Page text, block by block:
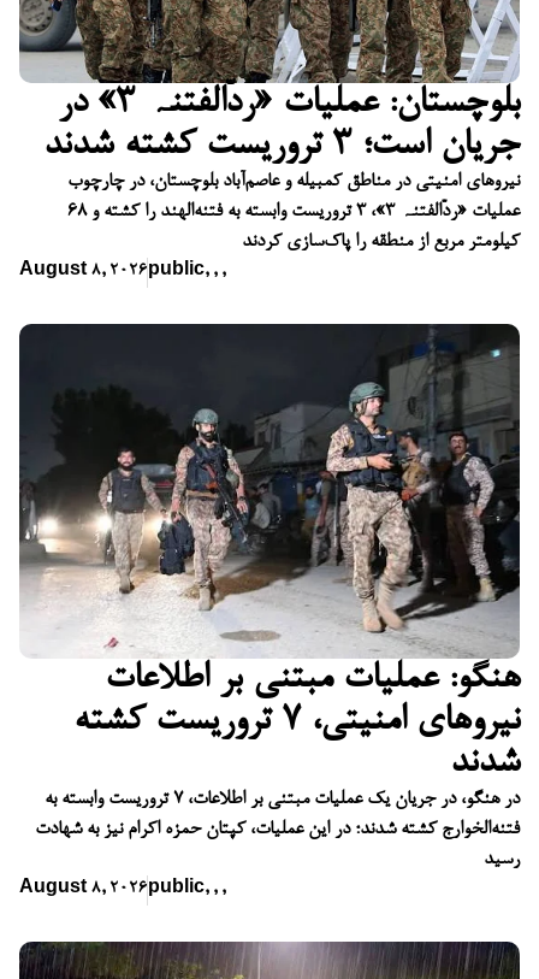
بلوچستان: عملیات «ردّالفتنہ ۳» در
جریان است؛ ۳ تروریست کشته شدند
نیروهای امنیتی در مناطق کمبیله و عاصم‌آباد بلوچستان، در چارچوب
عملیات «ردّالفتنہ ۳»، ۳ تروریست وابسته به فتنه‌الهند را کشته و ۶۸
کیلومتر مربع از منطقه را پاک‌سازی کردند
August 8, 2026 public, , ,
هنگو: عملیات مبتنی بر اطلاعات
نیروهای امنیتی، ۷ تروریست کشته
شدند
در هنگو، در جریان یک عملیات مبتنی بر اطلاعات، ۷ تروریست وابسته به
فتنه‌الخوارج کشته شدند؛ در این عملیات، کپتان حمزه اکرام نیز به شهادت
رسید
August 8, 2026 public, , ,